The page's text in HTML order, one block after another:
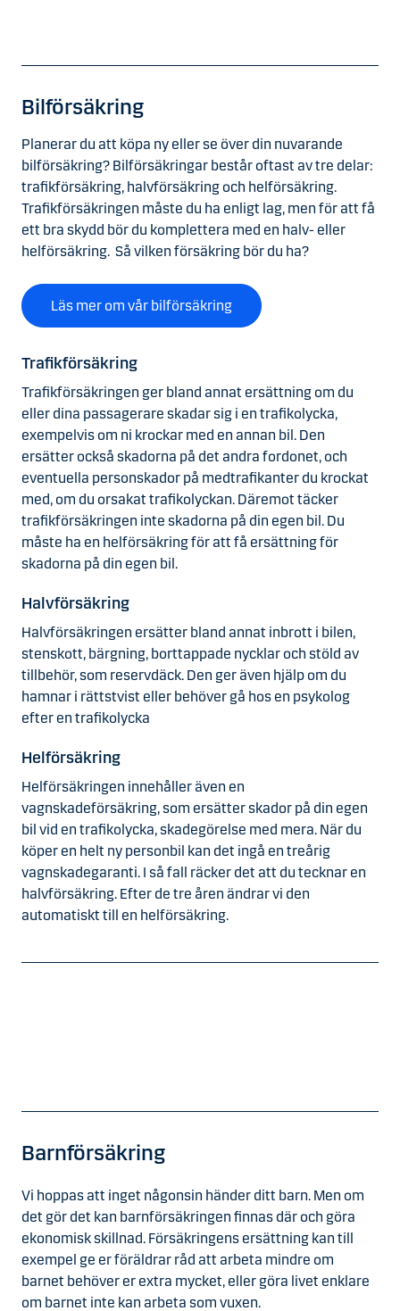
Bilförsäkring
Planerar du att köpa ny eller se över din nuvarande
bilförsäkring? Bilförsäkringar består oftast av tre delar:
trafikförsäkring, halvförsäkring och helförsäkring.
Trafikförsäkringen måste du ha enligt lag, men för att få
ett bra skydd bör du komplettera med en halv- eller
helförsäkring. Så vilken försäkring bör du ha?
Läs mer om vår bilförsäkring
Trafikförsäkring
Trafikförsäkringen ger bland annat ersättning om du
eller dina passagerare skadar sig i en trafikolycka,
exempelvis om ni krockar med en annan bil. Den
ersätter också skadorna på det andra fordonet, och
eventuella personskador på medtrafikanter du krockat
med, om du orsakat trafikolyckan. Däremot täcker
trafikförsäkringen inte skadorna på din egen bil. Du
måste ha en helförsäkring för att få ersättning för
skadorna på din egen bil.
Halvförsäkring
Halvförsäkringen ersätter bland annat inbrott i bilen,
stenskott, bärgning, borttappade nycklar och stöld av
tillbehör, som reservdäck. Den ger även hjälp om du
hamnar i rättstvist eller behöver gå hos en psykolog
efter en trafikolycka
Helförsäkring
Helförsäkringen innehåller även en
vagnskadeförsäkring, som ersätter skador på din egen
bil vid en trafikolycka, skadegörelse med mera. När du
köper en helt ny personbil kan det ingå en treårig
vagnskadegaranti. I så fall räcker det att du tecknar en
halvförsäkring. Efter de tre åren ändrar vi den
automatiskt till en helförsäkring.
Barnförsäkring
Vi hoppas att inget någonsin händer ditt barn. Men om
det gör det kan barnförsäkringen finnas där och göra
ekonomisk skillnad. Försäkringens ersättning kan till
exempel ge er föräldrar råd att arbeta mindre om
barnet behöver er extra mycket, eller göra livet enklare
om barnet inte kan arbeta som vuxen.